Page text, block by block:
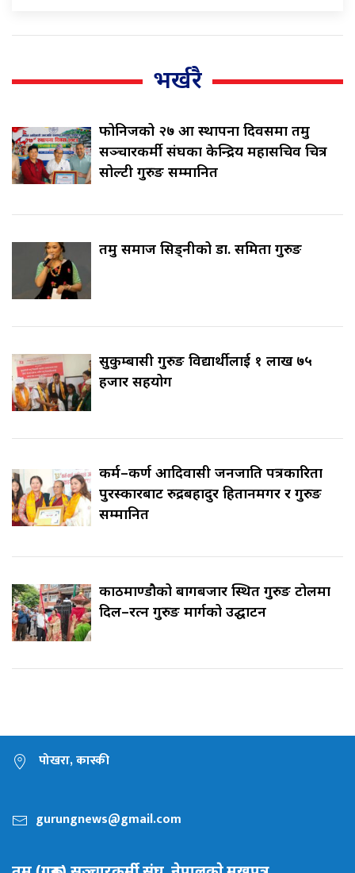
भर्खरै
फोनिजको २७ औँ स्थापना दिवसमा तमु
सञ्चारकर्मी संघका केन्द्रिय महासचिव चित्र
सोल्टी गुरुङ सम्मानित
तमु समाज सिड्नीको डा. समिता गुरुङ
सुकुम्बासी गुरुङ विद्यार्थीलाई १ लाख ७५
हजार सहयोग
कर्म–कर्ण आदिवासी जनजाति पत्रकारिता
पुरस्कारबाट रुद्रबहादुर हितानमगर र गुरुङ
सम्मानित
काठमाण्डौको बागबजार स्थित गुरुङ टोलमा
दिल–रत्न गुरुङ मार्गको उद्घाटन
पोखरा, कास्की
gurungnews@gmail.com